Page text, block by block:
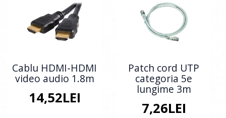
Cablu HDMI-HDMI
video audio 1.8m
14,52LEI
Patch cord UTP
categoria 5e
lungime 3m
7,26LEI